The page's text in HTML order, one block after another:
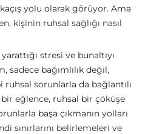
yolu olarak görüyor. Ama
kişinin ruhsal sağlığı nasıl
stresi ve bunaltıyı
sadece bağımlılık değil,
sorunlarla da bağlantılı
eğlence, ruhsal bir çöküşe
başa çıkmanın yolları
sınırlarını belirlemeleri ve